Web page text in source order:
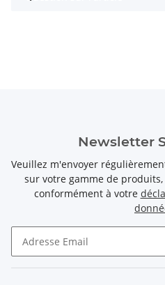
Newsletter
Veuillez m'envoyer
sur votre gamme de
conformément à votre